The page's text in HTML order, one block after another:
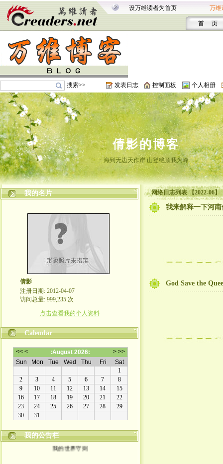
设万维读者为首页 万维
首 页
搜索>> 发表日志 控制面板 个人相册
倩影的博客
海到无边天作岸 山登绝顶我为峰
我的名片
倩影
注册日期: 2012-04-07
访问总量: 999,235 次
点击查看我的个人资料
Calendar
我的公告栏
我的世界守则
网络日志列表 【2022-06】
我来解释一下河
God Save the